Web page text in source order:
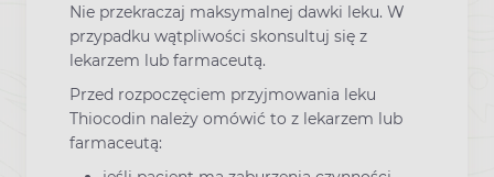
Nie przekraczaj maksymalnej dawki leku. W
przypadku wątpliwości skonsultuj się z
lekarzem lub farmaceutą.
Przed rozpoczęciem przyjmowania leku
Thiocodin należy omówić to z lekarzem lub
farmaceutą: